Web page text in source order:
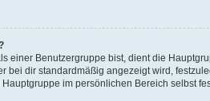
einer Benutzergruppe bist, dient die
bei dir standardmäßig angezeigt wird,
im persönlichen Bereich selbst